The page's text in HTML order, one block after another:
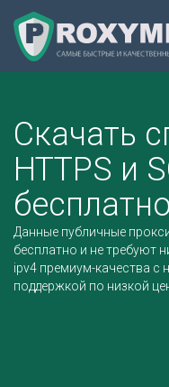
Скачать
HTTPS и
Данные публичные
бесплатно и не требуют
ipv4 премиум-качества с
поддержкой по низкой